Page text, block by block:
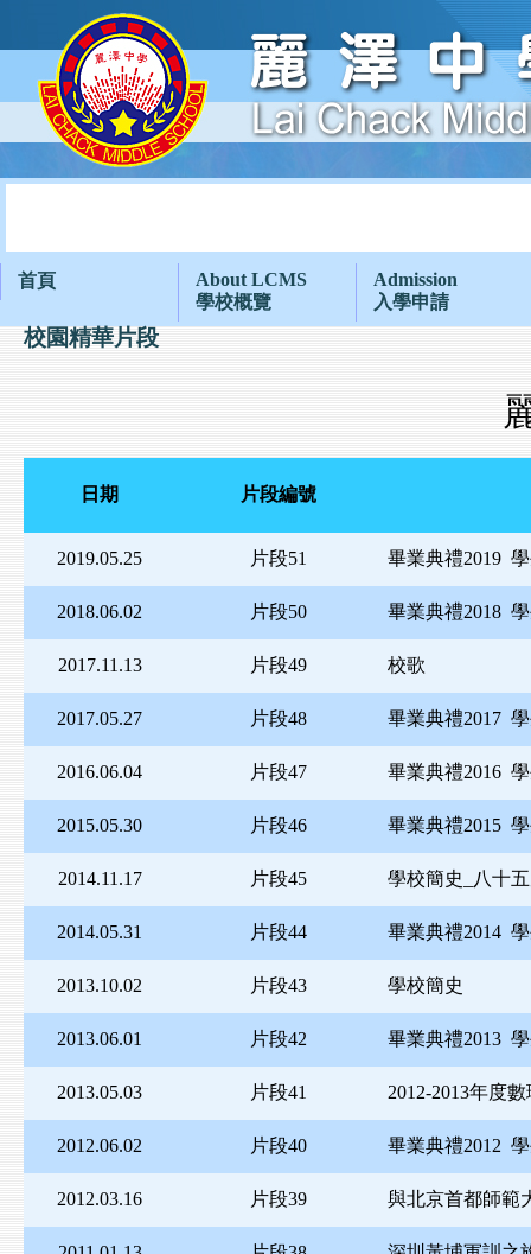
首頁
About LCMS
學校概覽
Admission
入學申請
校園精華片段